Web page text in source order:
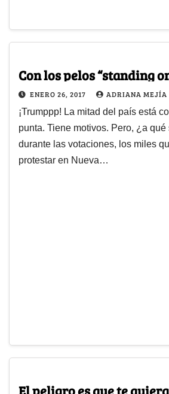
Con los pelos “standing
ENERO 26, 2017 ADRIANA MEJÍA
¡Trumppp! La mitad del país está
punta. Tiene motivos. Pero, ¿a
durante las votaciones, los miles
protestar en Nueva…